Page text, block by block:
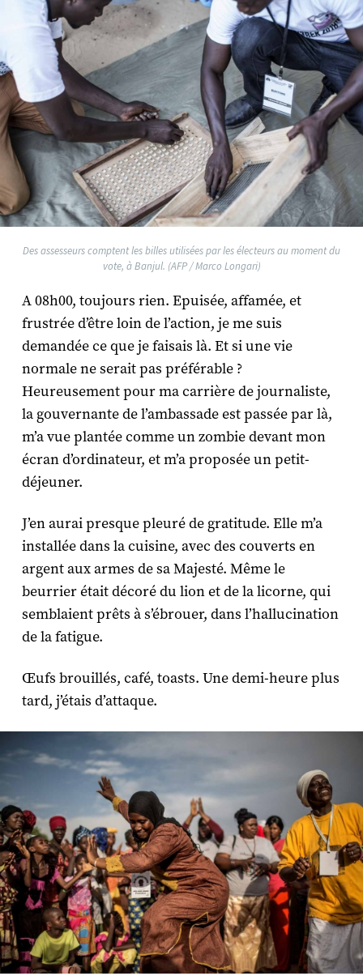
Des assesseurs comptent les billes utilisées par les électeurs au moment du
vote, à Banjul. (AFP / Marco Longari)
A 08h00, toujours rien. Epuisée, affamée, et
frustrée d’être loin de l’action, je me suis
demandée ce que je faisais là. Et si une vie
normale ne serait pas préférable ?
Heureusement pour ma carrière de journaliste,
la gouvernante de l’ambassade est passée par là,
m’a vue plantée comme un zombie devant mon
écran d’ordinateur, et m’a proposée un petit-
déjeuner.
J’en aurai presque pleuré de gratitude. Elle m’a
installée dans la cuisine, avec des couverts en
argent aux armes de sa Majesté. Même le
beurrier était décoré du lion et de la licorne, qui
semblaient prêts à s’ébrouer, dans l’hallucination
de la fatigue.
Œufs brouillés, café, toasts. Une demi-heure plus
tard, j’étais d’attaque.